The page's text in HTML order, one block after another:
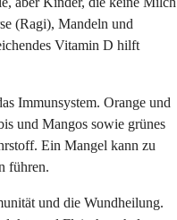
(Ragi), Mandeln und
Vitamin D hilft
Immunsystem. Orange und
und Mangos sowie grünes
Ein Mangel kann zu
führen.
und die Wundheilung.